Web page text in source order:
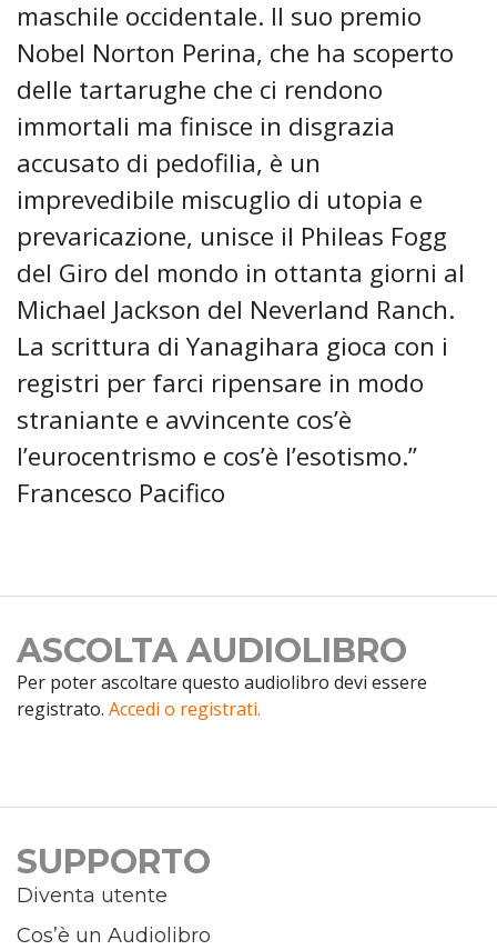
maschile occidentale. Il suo premio
Nobel Norton Perina, che ha scoperto
delle tartarughe che ci rendono
immortali ma finisce in disgrazia
accusato di pedofilia, è un
imprevedibile miscuglio di utopia e
prevaricazione, unisce il Phileas Fogg
del Giro del mondo in ottanta giorni al
Michael Jackson del Neverland Ranch.
La scrittura di Yanagihara gioca con i
registri per farci ripensare in modo
straniante e avvincente cos’è
l’eurocentrismo e cos’è l’esotismo.”
Francesco Pacifico
ASCOLTA AUDIOLIBRO
Per poter ascoltare questo audiolibro devi essere
registrato. Accedi o registrati.
SUPPORTO
Diventa utente
Cos’è un Audiolibro